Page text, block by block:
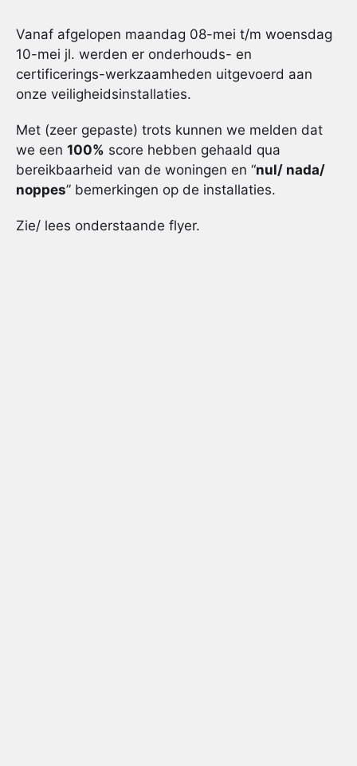
Vanaf afgelopen maandag 08-mei t/m woensdag
10-mei jl. werden er onderhouds- en
certificerings-werkzaamheden uitgevoerd aan
onze veiligheidsinstallaties.
Met (zeer gepaste) trots kunnen we melden dat
we een 100% score hebben gehaald qua
bereikbaarheid van de woningen en “nul/ nada/
noppes” bemerkingen op de installaties.
Zie/ lees onderstaande flyer.